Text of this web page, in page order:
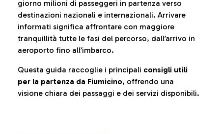
giorno milioni di passeggeri in partenza verso
destinazioni nazionali e internazionali. Arrivare
informati significa affrontare con maggiore
tranquillità tutte le fasi del percorso, dall’arrivo in
aeroporto fino all’imbarco.
Questa guida raccoglie i principali consigli utili
per la partenza da Fiumicino, offrendo una
visione chiara dei passaggi e dei servizi disponibili.